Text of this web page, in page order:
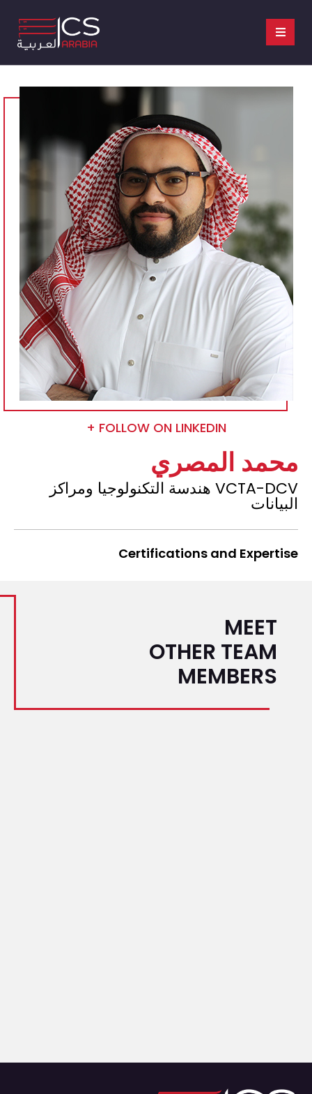
FOLLOW ON LINKEDIN +
محمد المصري
VCTA-DCV هندسة التكنولوجيا ومراكز
البيانات
Certifications and Expertise
MEET
OTHER TEAM
MEMBERS